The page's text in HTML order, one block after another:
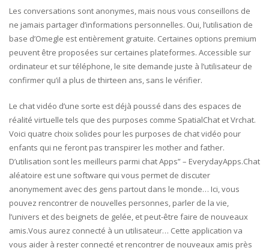
Les conversations sont anonymes, mais nous vous conseillons de
ne jamais partager d’informations personnelles. Oui, l’utilisation de
base d’Omegle est entièrement gratuite. Certaines options premium
peuvent être proposées sur certaines plateformes. Accessible sur
ordinateur et sur téléphone, le site demande juste à l’utilisateur de
confirmer qu’il a plus de thirteen ans, sans le vérifier.
Le chat vidéo d’une sorte est déjà poussé dans des espaces de
réalité virtuelle tels que des purposes comme SpatialChat et Vrchat.
Voici quatre choix solides pour les purposes de chat vidéo pour
enfants qui ne feront pas transpirer les mother and father.
D’utilisation sont les meilleurs parmi chat Apps” – EverydayApps.Chat
aléatoire est une software qui vous permet de discuter
anonymement avec des gens partout dans le monde… Ici, vous
pouvez rencontrer de nouvelles personnes, parler de la vie,
l’univers et des beignets de gelée, et peut-être faire de nouveaux
amis.Vous aurez connecté à un utilisateur… Cette application va
vous aider à rester connecté et rencontrer de nouveaux amis près